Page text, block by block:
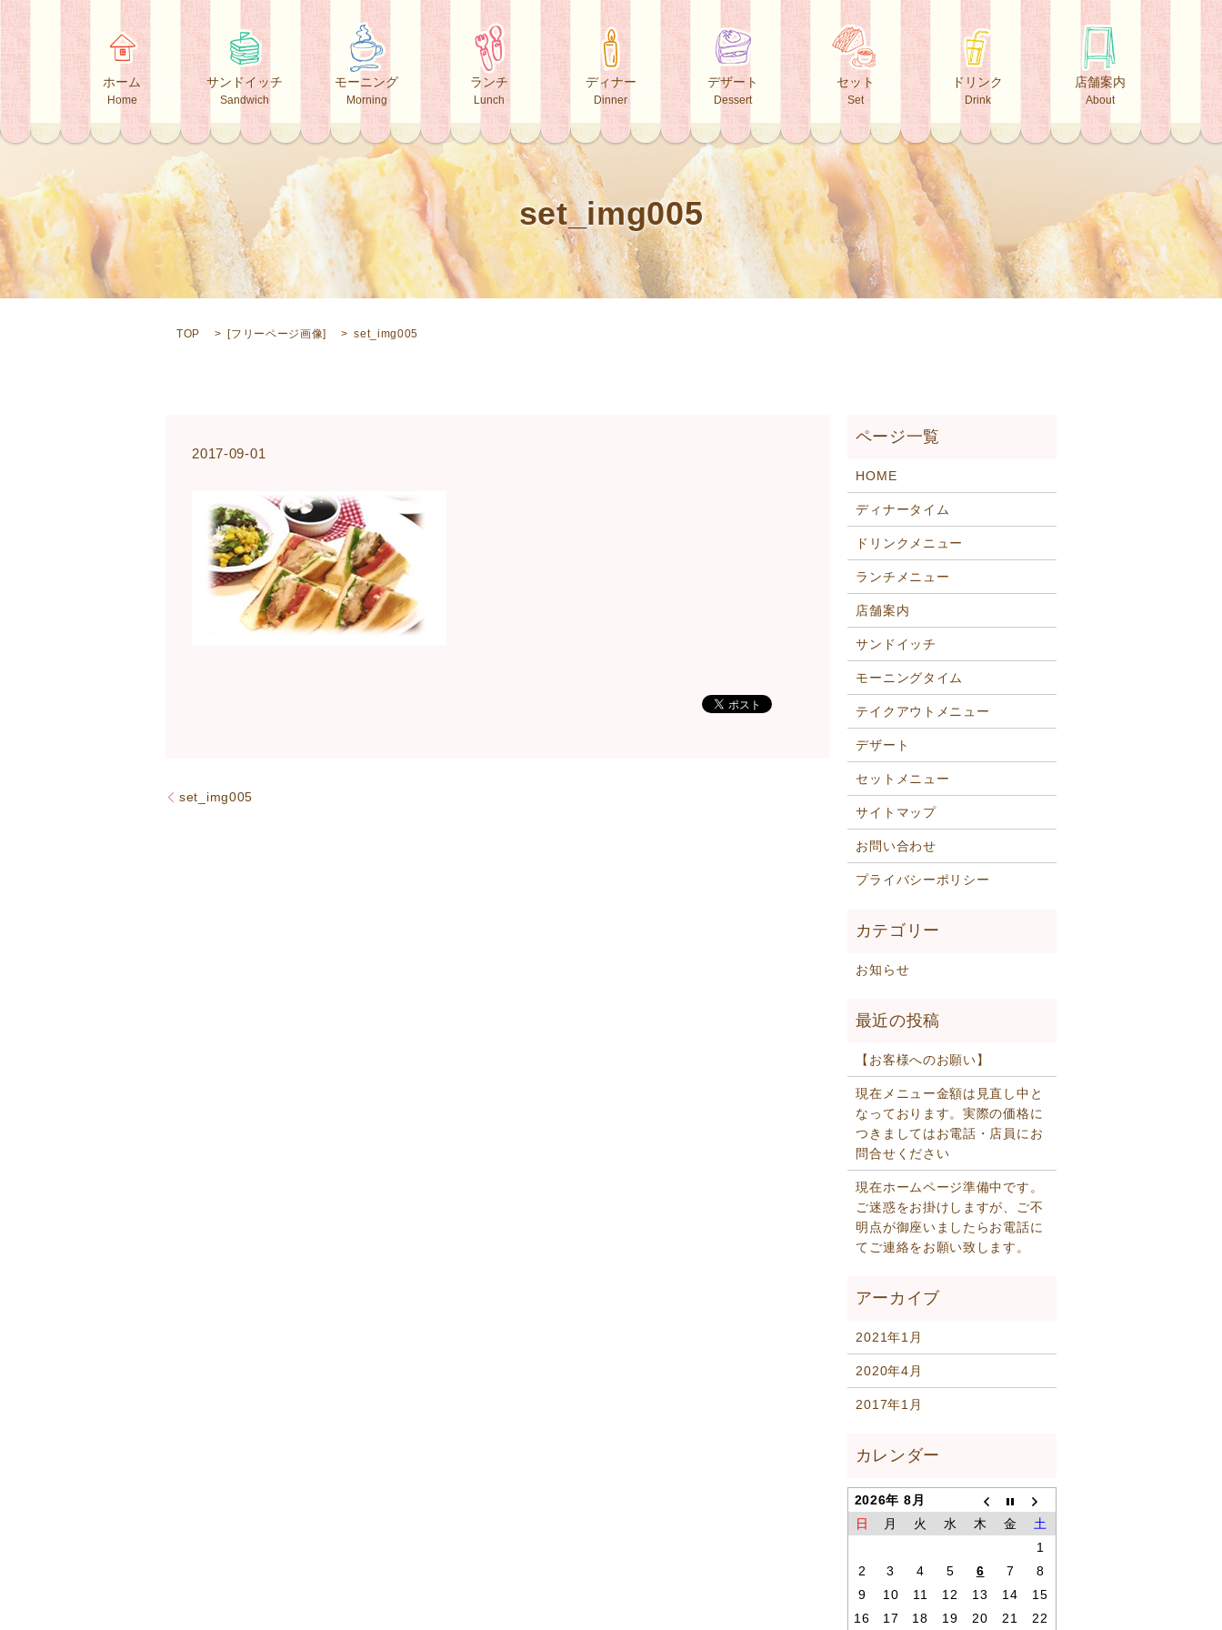
ホーム
Home
サンドイッチ
Sandwich
モーニング
Morning
ランチ
Lunch
ディナー
Dinner
デザート
Dessert
セット
Set
ドリンク
Drink
店舗案内
About
set_img005
TOP [フリーページ画像] set_img005
2017-09-01
set_img005
HOME
ディナータイム
ドリンクメニュー
ランチメニュー
店舗案内
サンドイッチ
モーニングタイム
テイクアウトメニュー
デザート
セットメニュー
サイトマップ
お問い合わせ
プライバシーポリシー
お知らせ
【お客様へのお願い】
現在メニュー金額は見直し中と
なっております。実際の価格に
つきましてはお電話・店員にお
問合せください
現在ホームページ準備中です。
ご迷惑をお掛けしますが、ご不
明点が御座いましたらお電話に
てご連絡をお願い致します。
2021年1月
2020年4月
2017年1月
2026年 8月
日
月 火 水 木 金
土
1
2
3 4 5 6 7
8
9
10 11 12 13 14
15
16
17 18 19 20 21 22